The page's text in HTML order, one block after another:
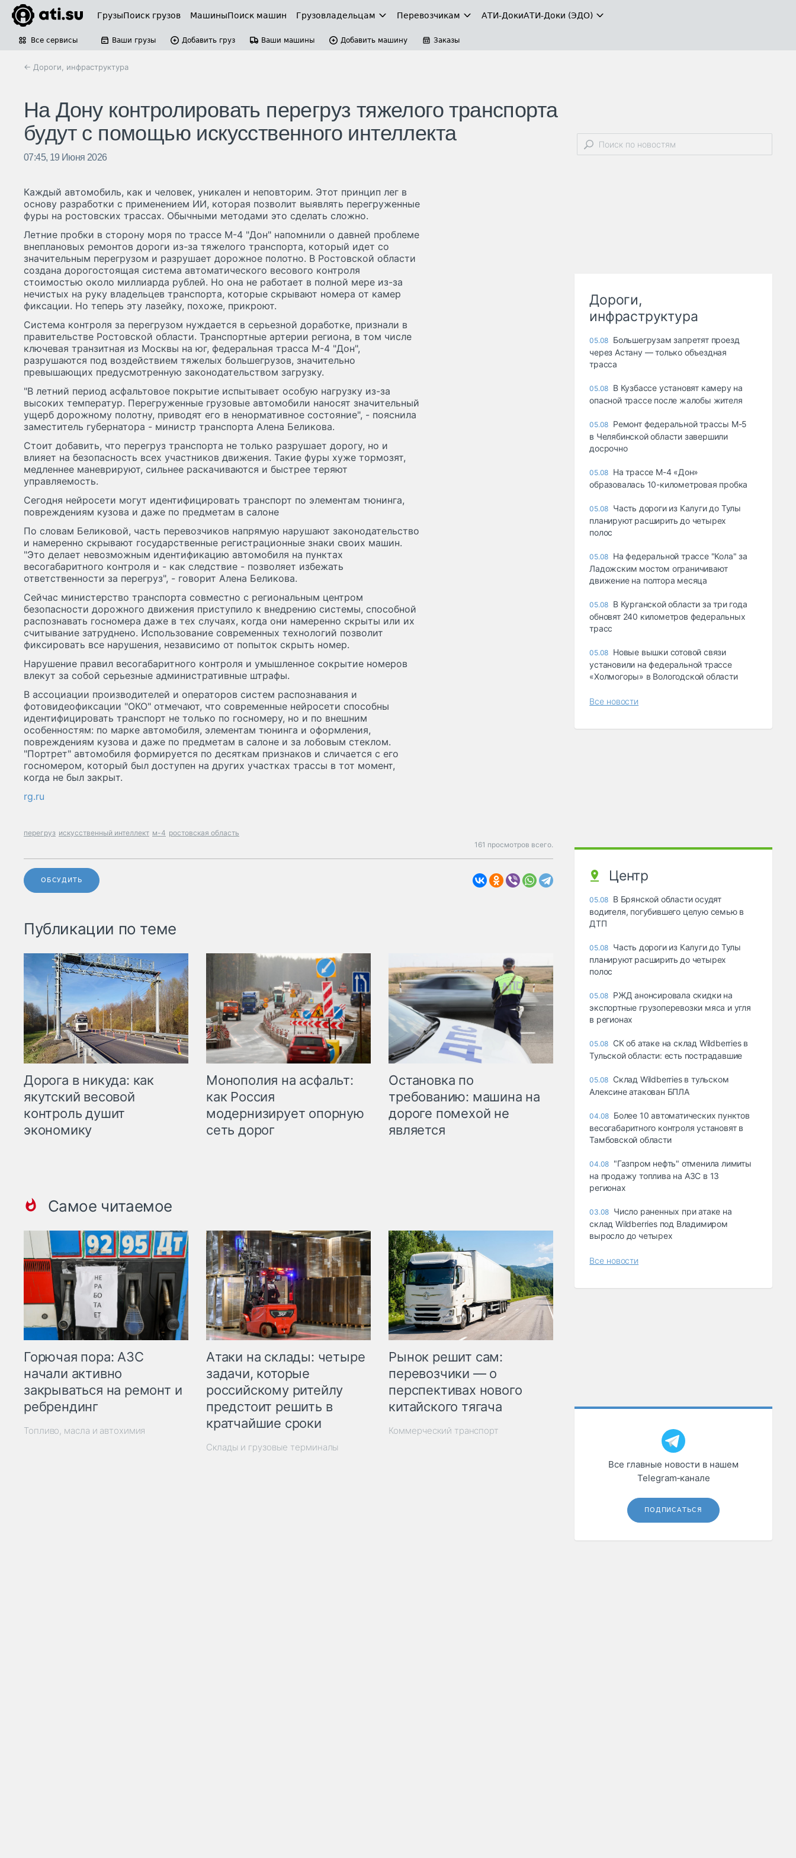
ГрузыПоиск грузов МашиныПоиск машин Грузовладельцам Перевозчикам АТИ-ДокиАТИ-Доки (ЭДО)
Все сервисы Ваши грузы Добавить груз Ваши машины Добавить машину Заказы
← Дороги, инфраструктура
На Дону контролировать перегруз тяжелого транспорта
будут с помощью искусственного интеллекта
07:45, 19 Июня 2026
Каждый автомобиль, как и человек, уникален и неповторим. Этот принцип лег в
основу разработки с применением ИИ, которая позволит выявлять перегруженные
фуры на ростовских трассах. Обычными методами это сделать сложно.
Летние пробки в сторону моря по трассе М-4 "Дон" напомнили о давней проблеме
внеплановых ремонтов дороги из-за тяжелого транспорта, который идет со
значительным перегрузом и разрушает дорожное полотно. В Ростовской области
создана дорогостоящая система автоматического весового контроля
стоимостью около миллиарда рублей. Но она не работает в полной мере из-за
нечистых на руку владельцев транспорта, которые скрывают номера от камер
фиксации. Но теперь эту лазейку, похоже, прикроют.
Система контроля за перегрузом нуждается в серьезной доработке, признали в
правительстве Ростовской области. Транспортные артерии региона, в том числе
ключевая транзитная из Москвы на юг, федеральная трасса М-4 "Дон",
разрушаются под воздействием тяжелых большегрузов, значительно
превышающих предусмотренную законодательством загрузку.
"В летний период асфальтовое покрытие испытывает особую нагрузку из-за
высоких температур. Перегруженные грузовые автомобили наносят значительный
ущерб дорожному полотну, приводят его в ненормативное состояние", - пояснила
заместитель губернатора - министр транспорта Алена Беликова.
Стоит добавить, что перегруз транспорта не только разрушает дорогу, но и
влияет на безопасность всех участников движения. Такие фуры хуже тормозят,
медленнее маневрируют, сильнее раскачиваются и быстрее теряют
управляемость.
Сегодня нейросети могут идентифицировать транспорт по элементам тюнинга,
повреждениям кузова и даже по предметам в салоне
По словам Беликовой, часть перевозчиков напрямую нарушают законодательство
и намеренно скрывают государственные регистрационные знаки своих машин.
"Это делает невозможным идентификацию автомобиля на пунктах
весогабаритного контроля и - как следствие - позволяет избежать
ответственности за перегруз", - говорит Алена Беликова.
Сейчас министерство транспорта совместно с региональным центром
безопасности дорожного движения приступило к внедрению системы, способной
распознавать госномера даже в тех случаях, когда они намеренно скрыты или их
считывание затруднено. Использование современных технологий позволит
фиксировать все нарушения, независимо от попыток скрыть номер.
Нарушение правил весогабаритного контроля и умышленное сокрытие номеров
влекут за собой серьезные административные штрафы.
В ассоциации производителей и операторов систем распознавания и
фотовидеофиксации "ОКО" отмечают, что современные нейросети способны
идентифицировать транспорт не только по госномеру, но и по внешним
особенностям: по марке автомобиля, элементам тюнинга и оформления,
повреждениям кузова и даже по предметам в салоне и за лобовым стеклом.
"Портрет" автомобиля формируется по десяткам признаков и сличается с его
госномером, который был доступен на других участках трассы в тот момент,
когда не был закрыт.
rg.ru
перегруз искусственный интеллект м-4 ростовская область
161 просмотров всего.
ОБСУДИТЬ
Публикации по теме
Дорога в никуда: как
якутский весовой
контроль душит
экономику
Монополия на асфальт:
как Россия
модернизирует опорную
сеть дорог
Остановка по
требованию: машина на
дороге помехой не
является
Самое читаемое
Горючая пора: АЗС
начали активно
закрываться на ремонт и
ребрендинг
Топливо, масла и автохимия
Атаки на склады: четыре
задачи, которые
российскому ритейлу
предстоит решить в
кратчайшие сроки
Склады и грузовые терминалы
Рынок решит сам:
перевозчики — о
перспективах нового
китайского тягача
Коммерческий транспорт
Дороги,
инфраструктура
05.08 Большегрузам запретят проезд
через Астану — только объездная
трасса
05.08 В Кузбассе установят камеру на
опасной трассе после жалобы жителя
05.08 Ремонт федеральной трассы М-5
в Челябинской области завершили
досрочно
05.08 На трассе М-4 «Дон»
образовалась 10-километровая пробка
05.08 Часть дороги из Калуги до Тулы
планируют расширить до четырех
полос
05.08 На федеральной трассе "Кола" за
Ладожским мостом ограничивают
движение на полтора месяца
05.08 В Курганской области за три года
обновят 240 километров федеральных
трасс
05.08 Новые вышки сотовой связи
установили на федеральной трассе
«Холмогоры» в Вологодской области
Все новости
Центр
05.08 В Брянской области осудят
водителя, погубившего целую семью в
ДТП
05.08 Часть дороги из Калуги до Тулы
планируют расширить до четырех
полос
05.08 РЖД анонсировала скидки на
экспортные грузоперевозки мяса и угля
в регионах
05.08 СК об атаке на склад Wildberries в
Тульской области: есть пострадавшие
05.08 Склад Wildberries в тульском
Алексине атакован БПЛА
04.08 Более 10 автоматических пунктов
весогабаритного контроля установят в
Тамбовской области
04.08 "Газпром нефть" отменила лимиты
на продажу топлива на АЗС в 13
регионах
03.08 Число раненных при атаке на
склад Wildberries под Владимиром
выросло до четырех
Все новости
Все главные новости в нашем
Telegram‑канале
ПОДПИСАТЬСЯ